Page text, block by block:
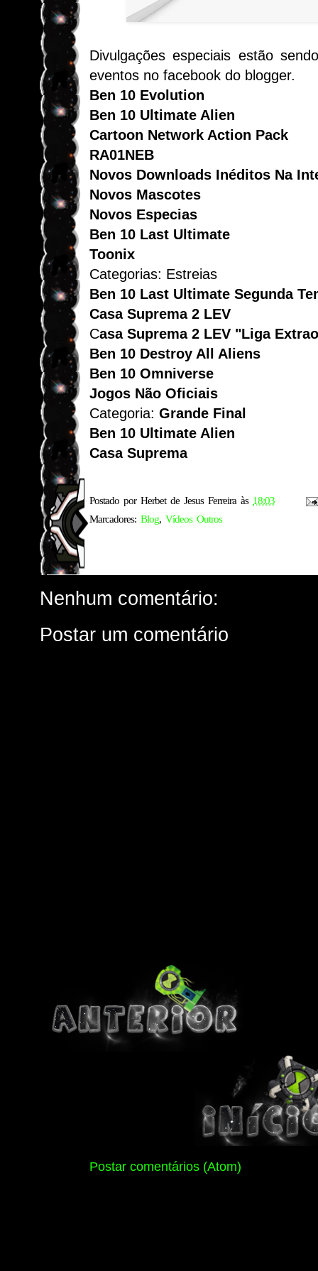
Divulgações especiais estão
eventos no facebook do blogger.
Ben 10 Evolution
Ben 10 Ultimate Alien
Cartoon Network Action Pack
RA01NEB
Novos Downloads Inéditos Na
Novos Mascotes
Novos Especias
Ben 10 Last Ultimate
Toonix
Categorias: Estreias
Ben 10 Last Ultimate Segunda
Casa Suprema 2 LEV
Casa Suprema 2 LEV "Liga
Ben 10 Destroy All Aliens
Ben 10 Omniverse
Jogos Não Oficiais
Categoria: Grande Final
Ben 10 Ultimate Alien
Casa Suprema
Postado por Herbet de Jesus Ferreira às 18:03
Marcadores: Blog, Vídeos Outros
Nenhum comentário:
Postar um comentário
Postar comentários (Atom)